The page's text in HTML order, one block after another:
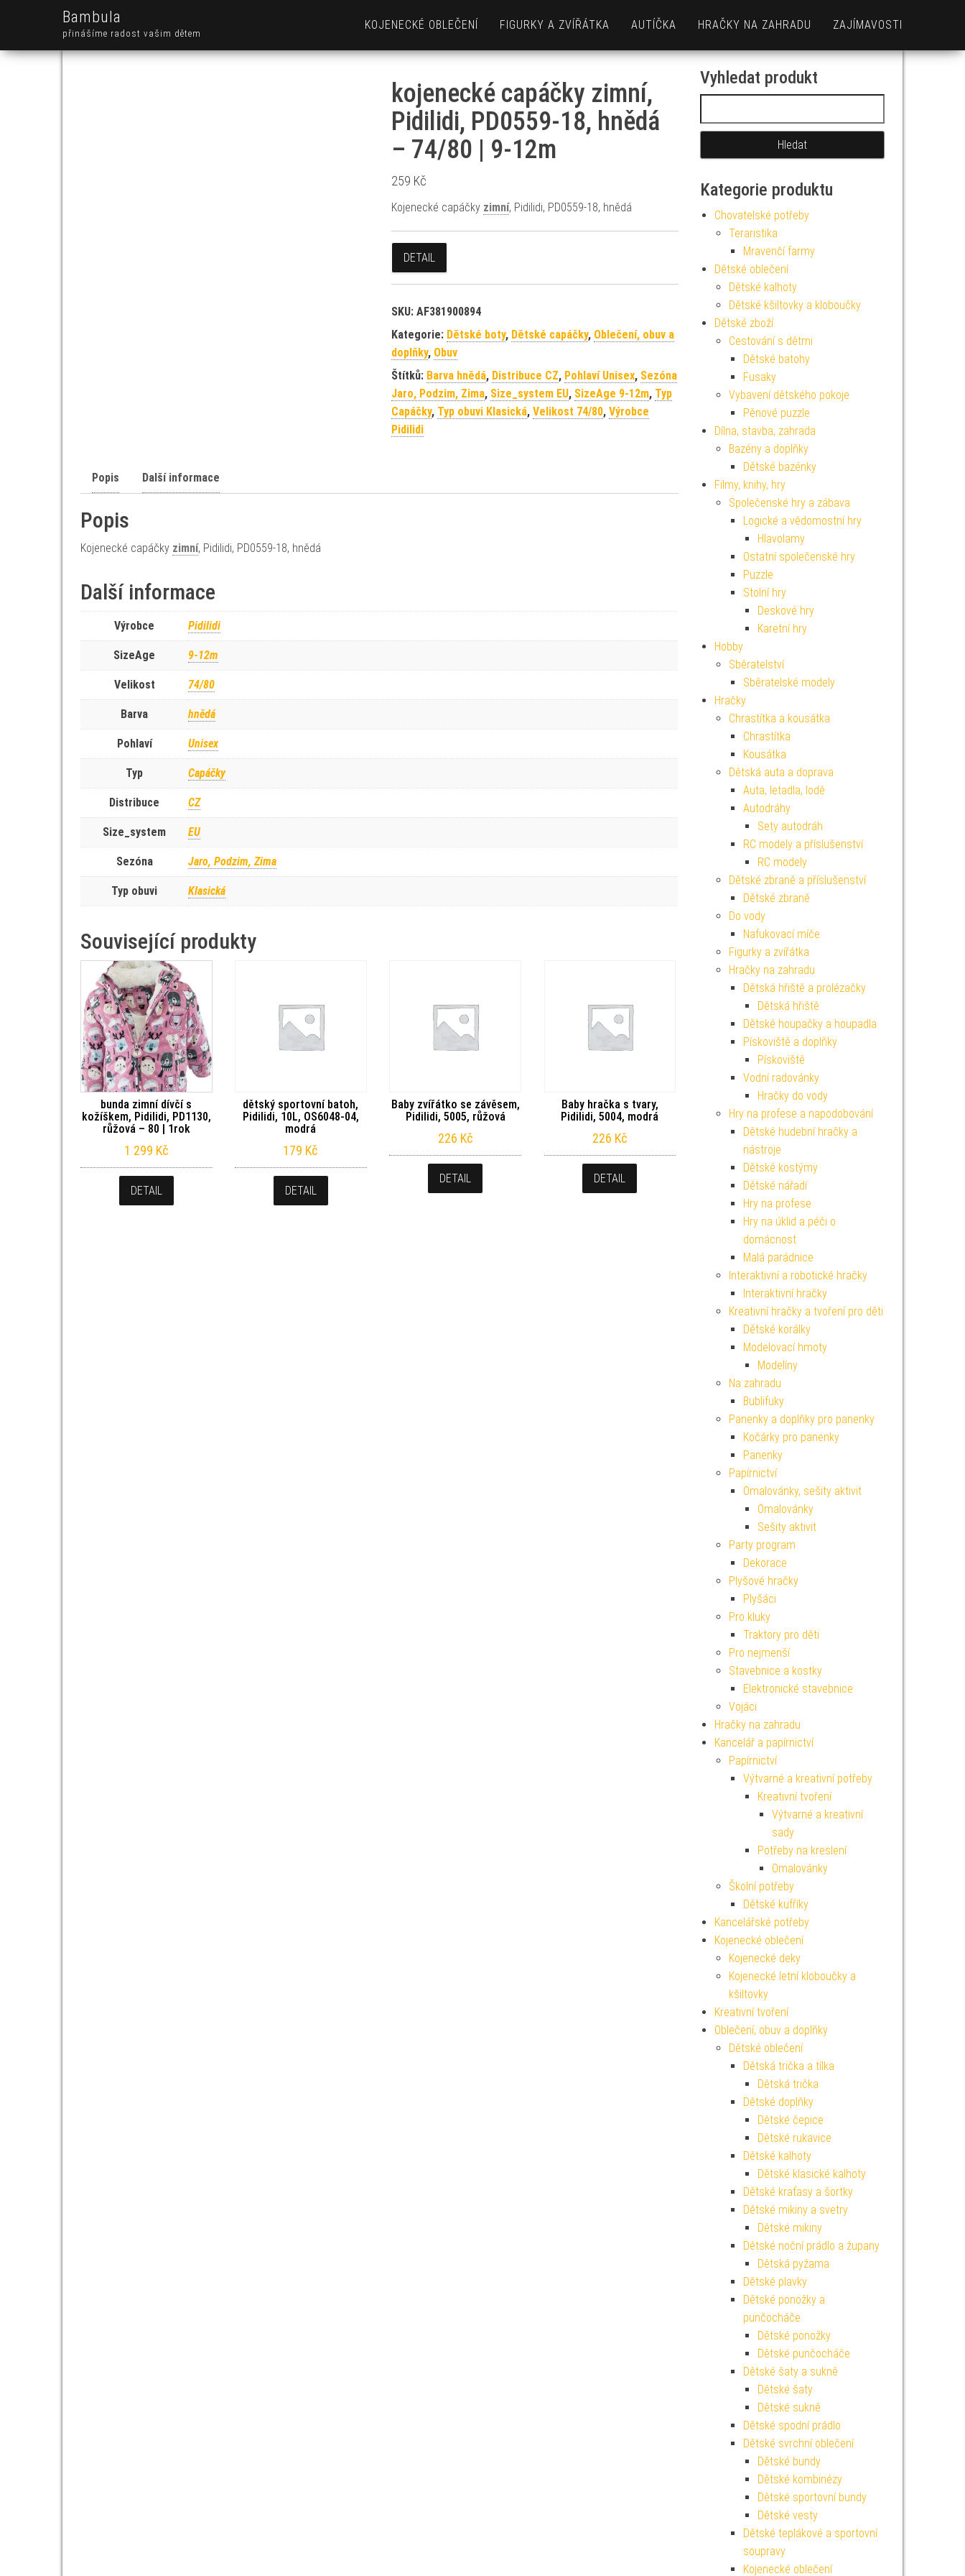
Bambula
přinášíme radost vašim dětem
KOJENECKÉ OBLEČENÍ FIGURKY A ZVÍŘÁTKA AUTÍČKA HRAČKY NA ZAHRADU ZAJÍMAVOSTI
kojenecké capáčky zimní,
Pidilidi, PD0559-18, hnědá
– 74/80 | 9-12m
259 Kč
Kojenecké capáčky zimní, Pidilidi, PD0559-18, hnědá
DETAIL
SKU: AF381900894
Kategorie: Dětské boty, Dětské capáčky, Oblečení, obuv a
doplňky, Obuv
Štítků: Barva hnědá, Distribuce CZ, Pohlaví Unisex, Sezóna
Jaro, Podzim, Zima, Size_system EU, SizeAge 9-12m, Typ
Capáčky, Typ obuvi Klasická, Velikost 74/80, Výrobce
Pidilidi
Popis Další informace
Popis
Kojenecké capáčky zimní, Pidilidi, PD0559-18, hnědá
Další informace
Výrobce Pidilidi
SizeAge 9-12m
Velikost 74/80
Barva hnědá
Pohlaví Unisex
Typ Capáčky
Distribuce CZ
Size_system EU
Sezóna Jaro, Podzim, Zima
Typ obuvi Klasická
Související produkty
bunda zimní dívčí s
kožíškem, Pidilidi, PD1130,
růžová – 80 | 1rok
1 299 Kč
DETAIL
dětský sportovní batoh,
Pidilidi, 10L, OS6048-04,
modrá
179 Kč
DETAIL
Baby zvířátko se závěsem,
Pidilidi, 5005, růžová
226 Kč
DETAIL
Baby hračka s tvary,
Pidilidi, 5004, modrá
226 Kč
DETAIL
Vyhledat produkt
Kategorie produktu
Chovatelské potřeby
Teraristika
Mravenčí farmy
Dětské oblečení
Dětské kalhoty
Dětské kšiltovky a kloboučky
Dětské zboží
Cestování s dětmi
Dětské batohy
Fusaky
Vybavení dětského pokoje
Pěnové puzzle
Dílna, stavba, zahrada
Bazény a doplňky
Dětské bazénky
Filmy, knihy, hry
Společenské hry a zábava
Logické a vědomostní hry
Hlavolamy
Ostatní společenské hry
Puzzle
Stolní hry
Deskové hry
Karetní hry
Hobby
Sběratelství
Sběratelské modely
Hračky
Chrastítka a kousátka
Chrastítka
Kousátka
Dětská auta a doprava
Auta, letadla, lodě
Autodráhy
Sety autodráh
RC modely a příslušenství
RC modely
Dětské zbraně a příslušenství
Dětské zbraně
Do vody
Nafukovací míče
Figurky a zvířátka
Hračky na zahradu
Dětská hřiště a prolézačky
Dětská hřiště
Dětské houpačky a houpadla
Pískoviště a doplňky
Pískoviště
Vodní radovánky
Hračky do vody
Hry na profese a napodobování
Dětské hudební hračky a
nástroje
Dětské kostýmy
Dětské nářadí
Hry na profese
Hry na úklid a péči o
domácnost
Malá parádnice
Interaktivní a robotické hračky
Interaktivní hračky
Kreativní hračky a tvoření pro děti
Dětské korálky
Modelovací hmoty
Modelíny
Na zahradu
Bublifuky
Panenky a doplňky pro panenky
Kočárky pro panenky
Panenky
Papírnictví
Omalovánky, sešity aktivit
Omalovánky
Sešity aktivit
Party program
Dekorace
Plyšové hračky
Plyšáci
Pro kluky
Traktory pro děti
Pro nejmenší
Stavebnice a kostky
Elektronické stavebnice
Vojáci
Hračky na zahradu
Kancelář a papírnictví
Papírnictví
Výtvarné a kreativní potřeby
Kreativní tvoření
Výtvarné a kreativní
sady
Potřeby na kreslení
Omalovánky
Školní potřeby
Dětské kufříky
Kancelářské potřeby
Kojenecké oblečení
Kojenecké deky
Kojenecké letní kloboučky a
kšiltovky
Kreativní tvoření
Oblečení, obuv a doplňky
Dětské oblečení
Dětská trička a tílka
Dětská trička
Dětské doplňky
Dětské čepice
Dětské rukavice
Dětské kalhoty
Dětské klasické kalhoty
Dětské kraťasy a šortky
Dětské mikiny a svetry
Dětské mikiny
Dětské noční prádlo a župany
Dětská pyžama
Dětské plavky
Dětské ponožky a
punčocháče
Dětské ponožky
Dětské punčocháče
Dětské šaty a sukně
Dětské šaty
Dětské sukně
Dětské spodní prádlo
Dětské svrchní oblečení
Dětské bundy
Dětské kombinézy
Dětské sportovní bundy
Dětské vesty
Dětské teplákové a sportovní
soupravy
Kojenecké oblečení